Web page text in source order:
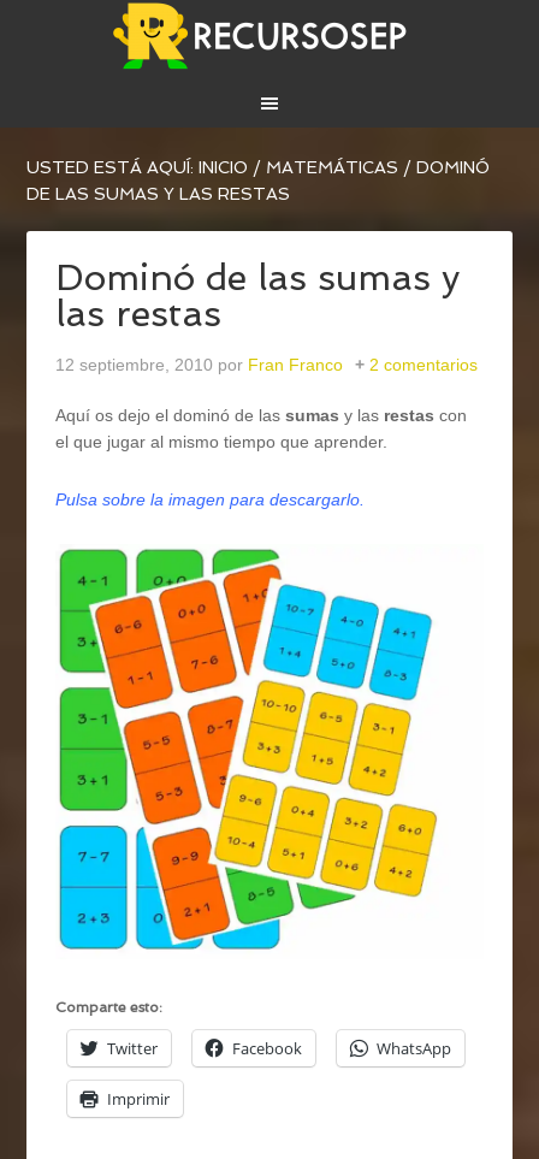
USTED ESTÁ AQUÍ:INICIO / MATEMÁTICAS / DOMINÓ
DE LAS SUMAS Y LAS RESTAS
Dominó de las sumas y
las restas
12 septiembre, 2010 por Fran Franco 2 comentarios
Aquí os dejo el dominó de lassumas y las restas con
el que jugar al mismo tiempo que aprender.
Pulsa sobre la imagen para descargarlo.
Comparte esto:
Twitter Facebook WhatsApp
Imprimir